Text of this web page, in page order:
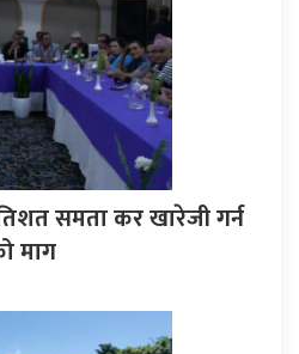
समता कर खारेजी गर्न
माग